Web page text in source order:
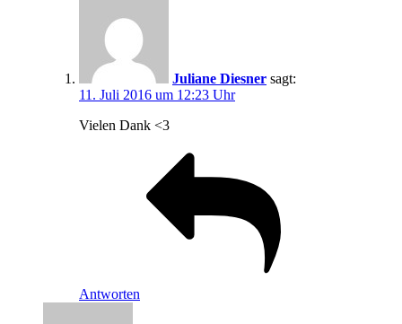
Juliane Diesner sagt:
11. Juli 2016 um 12:23 Uhr
Vielen Dank <3
Antworten